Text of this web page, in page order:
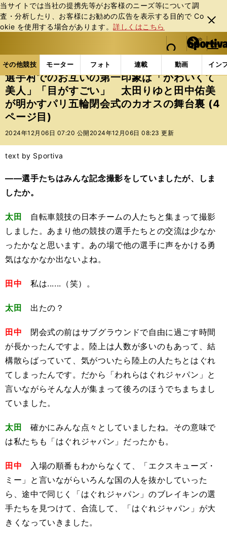
当サイトでは当社の提携先等がお客様のニーズ等について調
査・分析したり、お客様にお勧めの広告を表⽰する⽬的で Co
okie を使⽤する場合があります。詳しくはこちら
閉じ
る
web Sportiva (webスポルティーバ)
検索
マイペ
ー
ジ
メニュ
その他競技 モーター フォト 連載 動画 イン
ス
ポ
ル
テ
ィ
バ
その他競技の記事一覧 その他競技 その他 選手
選手村でのお互いの第一印象は「かわいくて
美人」「目がすごい」 太田りゆと田中佑美
が明かすパリ五輪閉会式のカオスの舞台裏 (4
ページ目)
2024年12月06日 07:20 公開 2024年12月06日 08:23 更新
text by Sportiva
――選手たちはみんな記念撮影をしていましたが、しま
したか。
太田
自転車競技の日本チームの人たちと集まって撮影
しました。あまり他の競技の選手たちとの交流は少なか
ったかなと思います。あの場で他の選手に声をかける勇
気はなかなか出ないよね。
田中 私は......（笑）。
太田 出たの？
田中 閉会式の前はサブグラウンドで自由に過ごす時間
が長かったんですよ。陸上は人数が多いのもあって、結
構散らばっていて、気がついたら陸上の人たちとはぐれ
てしまったんです。だから「われらはぐれジャパン」と
言いながらそんな人が集まって後ろのほうでちまちまし
ていました。
太田
確かにみんな点々としていましたね。その意味で
は私たちも「はぐれジャパン」だったかも。
田中 入場の順番もわからなくて、「エクスキューズ・
ミー」と言いながらいろんな国の人を抜かしていった
ら、途中で同じく「はぐれジャパン」のブレイキンの選
手たちを見つけて、合流して、「はぐれジャパン」が大
きくなっていきました。